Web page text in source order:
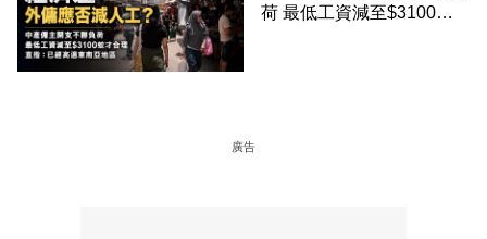
荷 最低工資減至$3100蚊
廣告